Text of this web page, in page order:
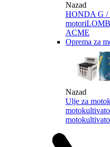
Nazad
HONDA G
motori
ACME
Oprema za
Nazad
Ulje za